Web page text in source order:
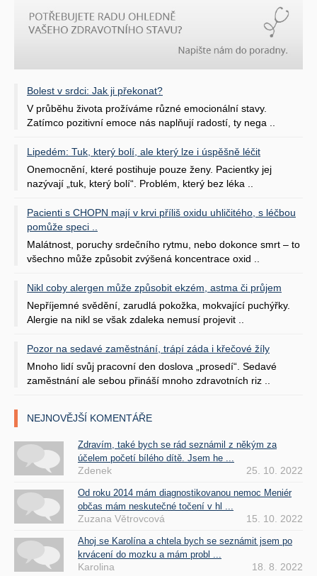
Bolest v srdci: Jak ji překonat?
V průběhu života prožíváme různé emocionální stavy.
Zatímco pozitivní emoce nás naplňují radostí, ty nega ..
Lipedém: Tuk, který bolí, ale který lze i úspěšně léčit
Onemocnění, které postihuje pouze ženy. Pacientky jej
nazývají „tuk, který bolí“. Problém, který bez léka ..
Pacienti s CHOPN mají v krvi příliš oxidu uhličitého, s léčbou
pomůže speci ..
Malátnost, poruchy srdečního rytmu, nebo dokonce smrt – to
všechno může způsobit zvýšená koncentrace oxid ..
Nikl coby alergen může způsobit ekzém, astma či průjem
Nepříjemné svědění, zarudlá pokožka, mokvající puchýřky.
Alergie na nikl se však zdaleka nemusí projevit ..
Pozor na sedavé zaměstnání, trápí záda i křečové žíly
Mnoho lidí svůj pracovní den doslova „prosedí“. Sedavé
zaměstnání ale sebou přináší mnoho zdravotních riz ..
NEJNOVĚJŠÍ KOMENTÁŘE
Zdravím, také bych se rád seznámil z někým za
účelem početí bílého dítě. Jsem he ...
Zdenek 25. 10. 2022
Od roku 2014 mám diagnostikovanou nemoc Meniér
občas mám neskutečné točení v hl ...
Zuzana Větrovcová 15. 10. 2022
Ahoj se Karolína a chtela bych se seznámit jsem po
krvácení do mozku a mám probl ...
Karolina 18. 8. 2022